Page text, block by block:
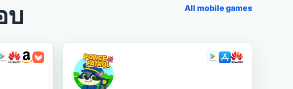
บ All mobile games